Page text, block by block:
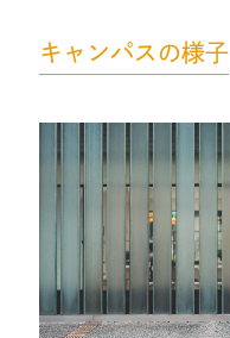
キャンパスの様子